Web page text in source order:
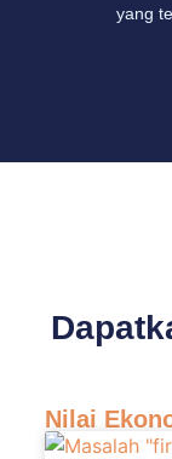
yang
Nilai